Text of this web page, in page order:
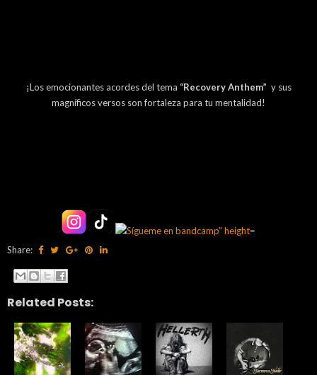
¡Los emocionantes acordes del tema “Recovery Anthem” y sus
magníficos versos son fortaleza para tu mentalidad!
Share:
Related Posts: